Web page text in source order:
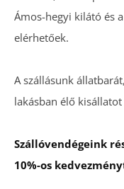
Ámos-hegyi kilátó és
elérhetőek.
A szállásunk
lakásban élő
Szállóvendégeink
10%-os